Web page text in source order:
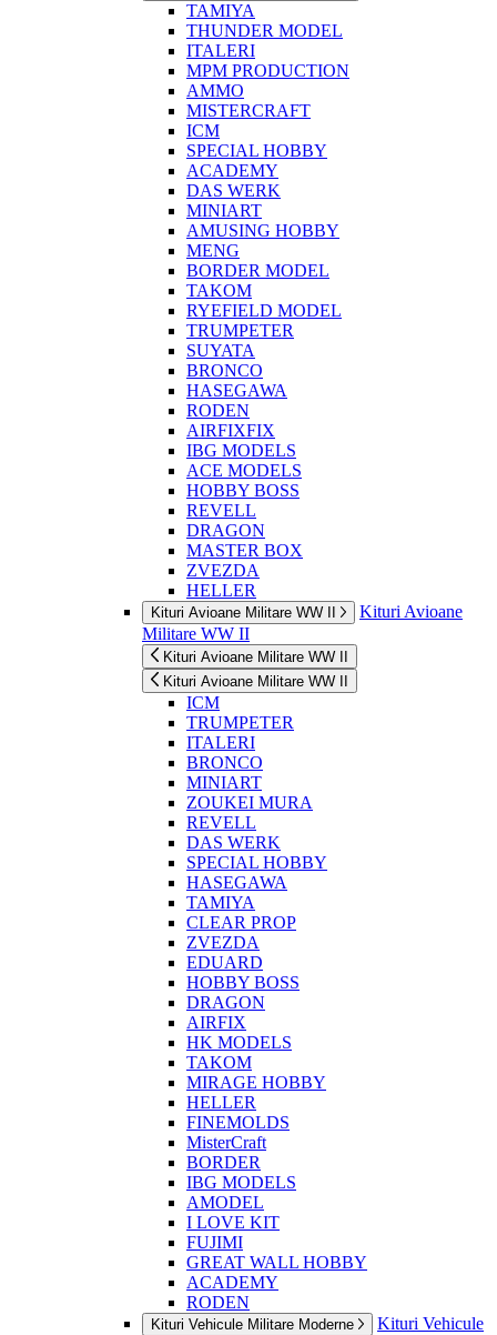
TAMIYA
THUNDER MODEL
ITALERI
MPM PRODUCTION
AMMO
MISTERCRAFT
ICM
SPECIAL HOBBY
ACADEMY
DAS WERK
MINIART
AMUSING HOBBY
MENG
BORDER MODEL
TAKOM
RYEFIELD MODEL
TRUMPETER
SUYATA
BRONCO
HASEGAWA
RODEN
AIRFIXFIX
IBG MODELS
ACE MODELS
HOBBY BOSS
REVELL
DRAGON
MASTER BOX
ZVEZDA
HELLER
Kituri Avioane Militare WW II
Kituri Avioane
Militare WW II
Kituri Avioane Militare WW II
Kituri Avioane Militare WW II
ICM
TRUMPETER
ITALERI
BRONCO
MINIART
ZOUKEI MURA
REVELL
DAS WERK
SPECIAL HOBBY
HASEGAWA
TAMIYA
CLEAR PROP
ZVEZDA
EDUARD
HOBBY BOSS
DRAGON
AIRFIX
HK MODELS
TAKOM
MIRAGE HOBBY
HELLER
FINEMOLDS
MisterCraft
BORDER
IBG MODELS
AMODEL
I LOVE KIT
FUJIMI
GREAT WALL HOBBY
ACADEMY
RODEN
Kituri Vehicule Militare Moderne
Kituri Vehicule